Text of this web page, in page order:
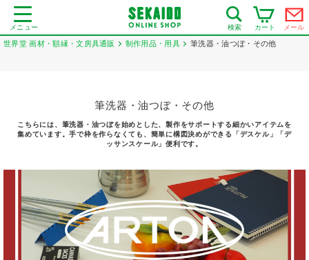
メニュー 検索 カート メール
世界堂 画材・額縁・文房具通販 制作用品・用具 筆洗器・油つぼ・その他
筆洗器・油つぼ・その他
こちらには、筆洗器・油つぼを始めとした、製作をサポートする細かいアイテムを
集めています。手で枠を作らなくても、簡単に構図決めができる「デスケル」「デ
ッサンスケール」便利です。